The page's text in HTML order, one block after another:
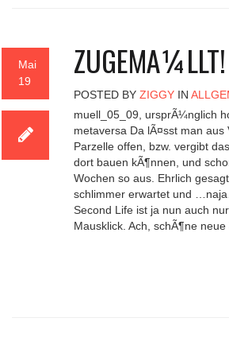
Mai
19
ZUGEMÃ¼LLT!
POSTED BY ZIGGYIN
muell_05_09, ursprÃ¼nglich
metaversa Da lÃ¤sst man aus
Parzelle offen, bzw. vergibt
dort bauen kÃ¶nnen, und
Wochen so aus. Ehrlich
schlimmer erwartet und
Second Life ist ja nun auch
Mausklick. Ach, schÃ¶ne neue